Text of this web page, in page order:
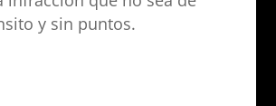
y sin puntos.